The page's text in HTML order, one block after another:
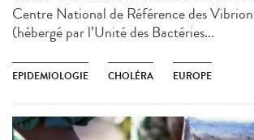
Centre National de Référence des
(hébergé par l’Unité des Bactéries...
EPIDEMIOLOGIE CHOLÉRA EUROPE